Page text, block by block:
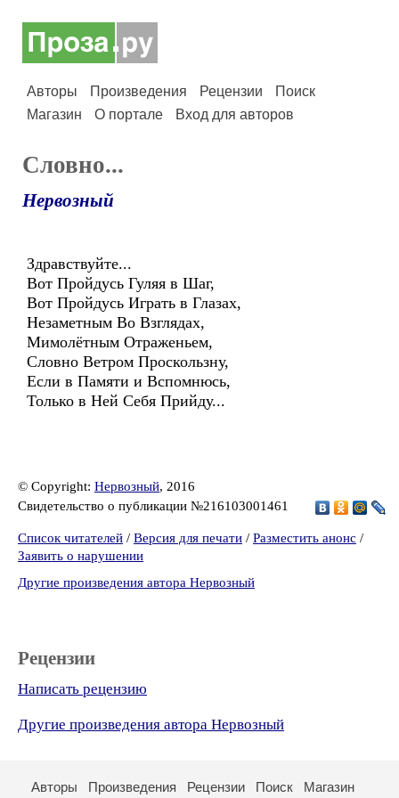
Авторы Произведения Рецензии
Поиск
Магазин
О портале Вход для авторов
Словно...
Нервозный
Здравствуйте...
Вот Пройдусь Гуляя в Шаг,
Вот Пройдусь Играть в Глазах,
Незаметным Во Взглядах,
Мимолётным Отраженьем,
Словно Ветром Проскользну,
Если в Памяти и Вспомнюсь,
Только в Ней Себя Прийду...
© Copyright: Нервозный, 2016
Свидетельство о публикации №216103001461
Список читателей / Версия для печати / Разместить анонс /
Заявить о нарушении
Другие произведения автора Нервозный
Рецензии
Написать рецензию
Другие произведения автора Нервозный
Авторы Произведения Рецензии Поиск
Магазин